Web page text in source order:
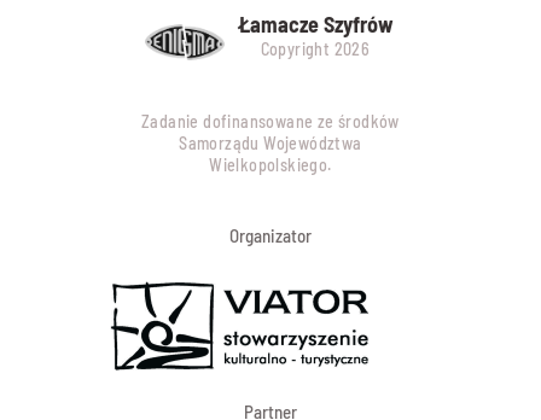
Łamacze Szyfrów
Copyright 2026
Zadanie dofinansowane ze środków
Samorządu Województwa
Wielkopolskiego.
Organizator
Partner